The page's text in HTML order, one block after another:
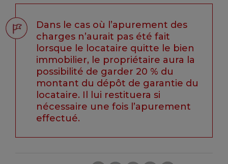
Dans le cas où l’apurement des
charges n’aurait pas été fait
lorsque le locataire quitte le bien
immobilier, le propriétaire aura la
possibilité de garder 20 % du
montant du dépôt de garantie du
locataire. Il lui restituera si
nécessaire une fois l’apurement
effectué.